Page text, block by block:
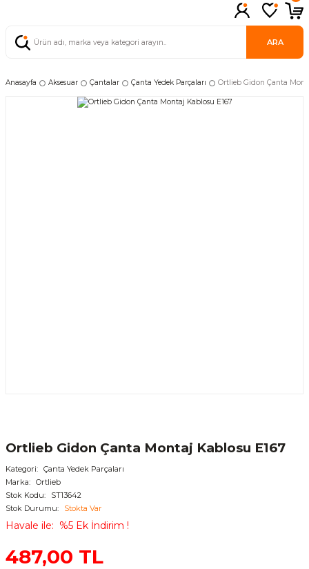
ARA
Anasayfa Aksesuar Çantalar Çanta Yedek Parçaları Ortlieb Gidon Çanta
Ortlieb Gidon Çanta Montaj Kablosu E167
Kategori
Çanta Yedek Parçaları
Marka
Ortlieb
Stok Kodu
ST13642
Stok Durumu
Stokta Var
Havale ile %5 Ek İndirim !
487,00 TL